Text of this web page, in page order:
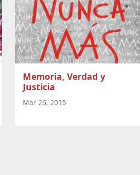
Memoria, Verdad y
Justicia
Mar 26, 2015